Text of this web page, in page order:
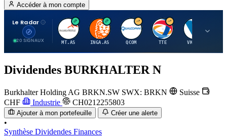
Accéder à mon compte
Le Radar
20 SIGNAUX
A
MT.AS
I
INGA.AS
Q
QCOM
T
TTE VK.PA
Dividendes BURKHALTER N
Burkhalter Holding AG BRKN.SW SWX: BRKN
Suisse
CHF
Industrie CH0212255803
Ajouter à mon portefeuille Créer une alerte
•
Synthèse Dividendes Finances